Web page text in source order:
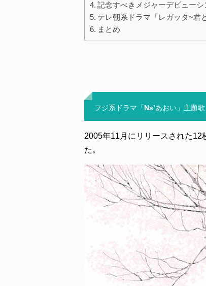
記念すべきメジャーデビューシ
テレ朝系ドラマ「レガッタ~君
まとめ
フジ系ドラマ「Ns’あおい」主題歌
2005年11月にリリースされた12
た。